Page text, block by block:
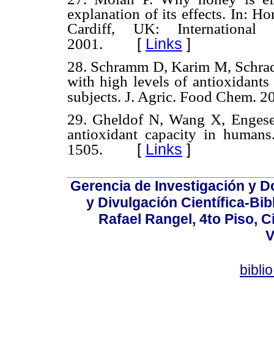
explanation of its effects. In:
Cardiff, UK: International
2001. [ Links ]
28. Schramm D, Karim M,
with high levels of antioxidants
subjects. J. Agric. Food Chem.
29. Gheldof N, Wang X,
antioxidant capacity in
1505. [ Links ]
Gerencia de Investigación y
y Divulgación Científica-
Rafael Rangel, 4to Piso,